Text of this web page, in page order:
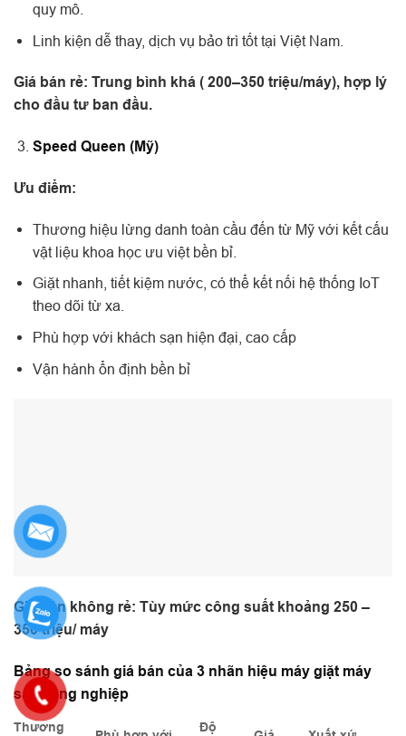
quy mô.
Linh kiện dễ thay, dịch vụ bảo trì tốt tại Việt Nam.
Giá bán rẻ: Trung bình khá ( 200–350 triệu/máy), hợp lý
cho đầu tư ban đầu.
Speed Queen (Mỹ)
Ưu điểm:
Thương hiệu lừng danh toàn cầu đến từ Mỹ với kết cấu
vật liệu khoa học ưu việt bền bỉ.
Giặt nhanh, tiết kiệm nước, có thể kết nối hệ thống IoT
theo dõi từ xa.
Phù hợp với khách sạn hiện đại, cao cấp
Vận hành ổn định bền bỉ
Giá bán không rẻ: Tùy mức công suất khoảng 250 –
350 triệu/ máy
Bảng so sánh giá bán của 3 nhãn hiệu máy giặt máy
sấy công nghiệp
Thương
Độ